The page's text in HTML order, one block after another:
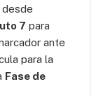
7 para
ante
para la
Fase de